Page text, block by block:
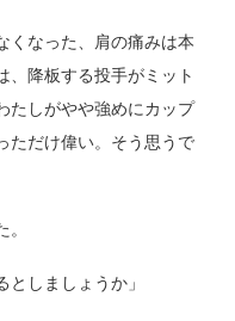
くなった、肩の痛みは本
、降板する投手がミット
たしがやや強めにカップ
ただけ偉い。そう思うで
しましょうか」